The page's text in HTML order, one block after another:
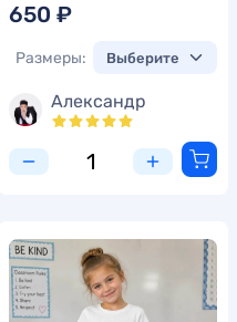
650 ₽
Размеры:
Александр